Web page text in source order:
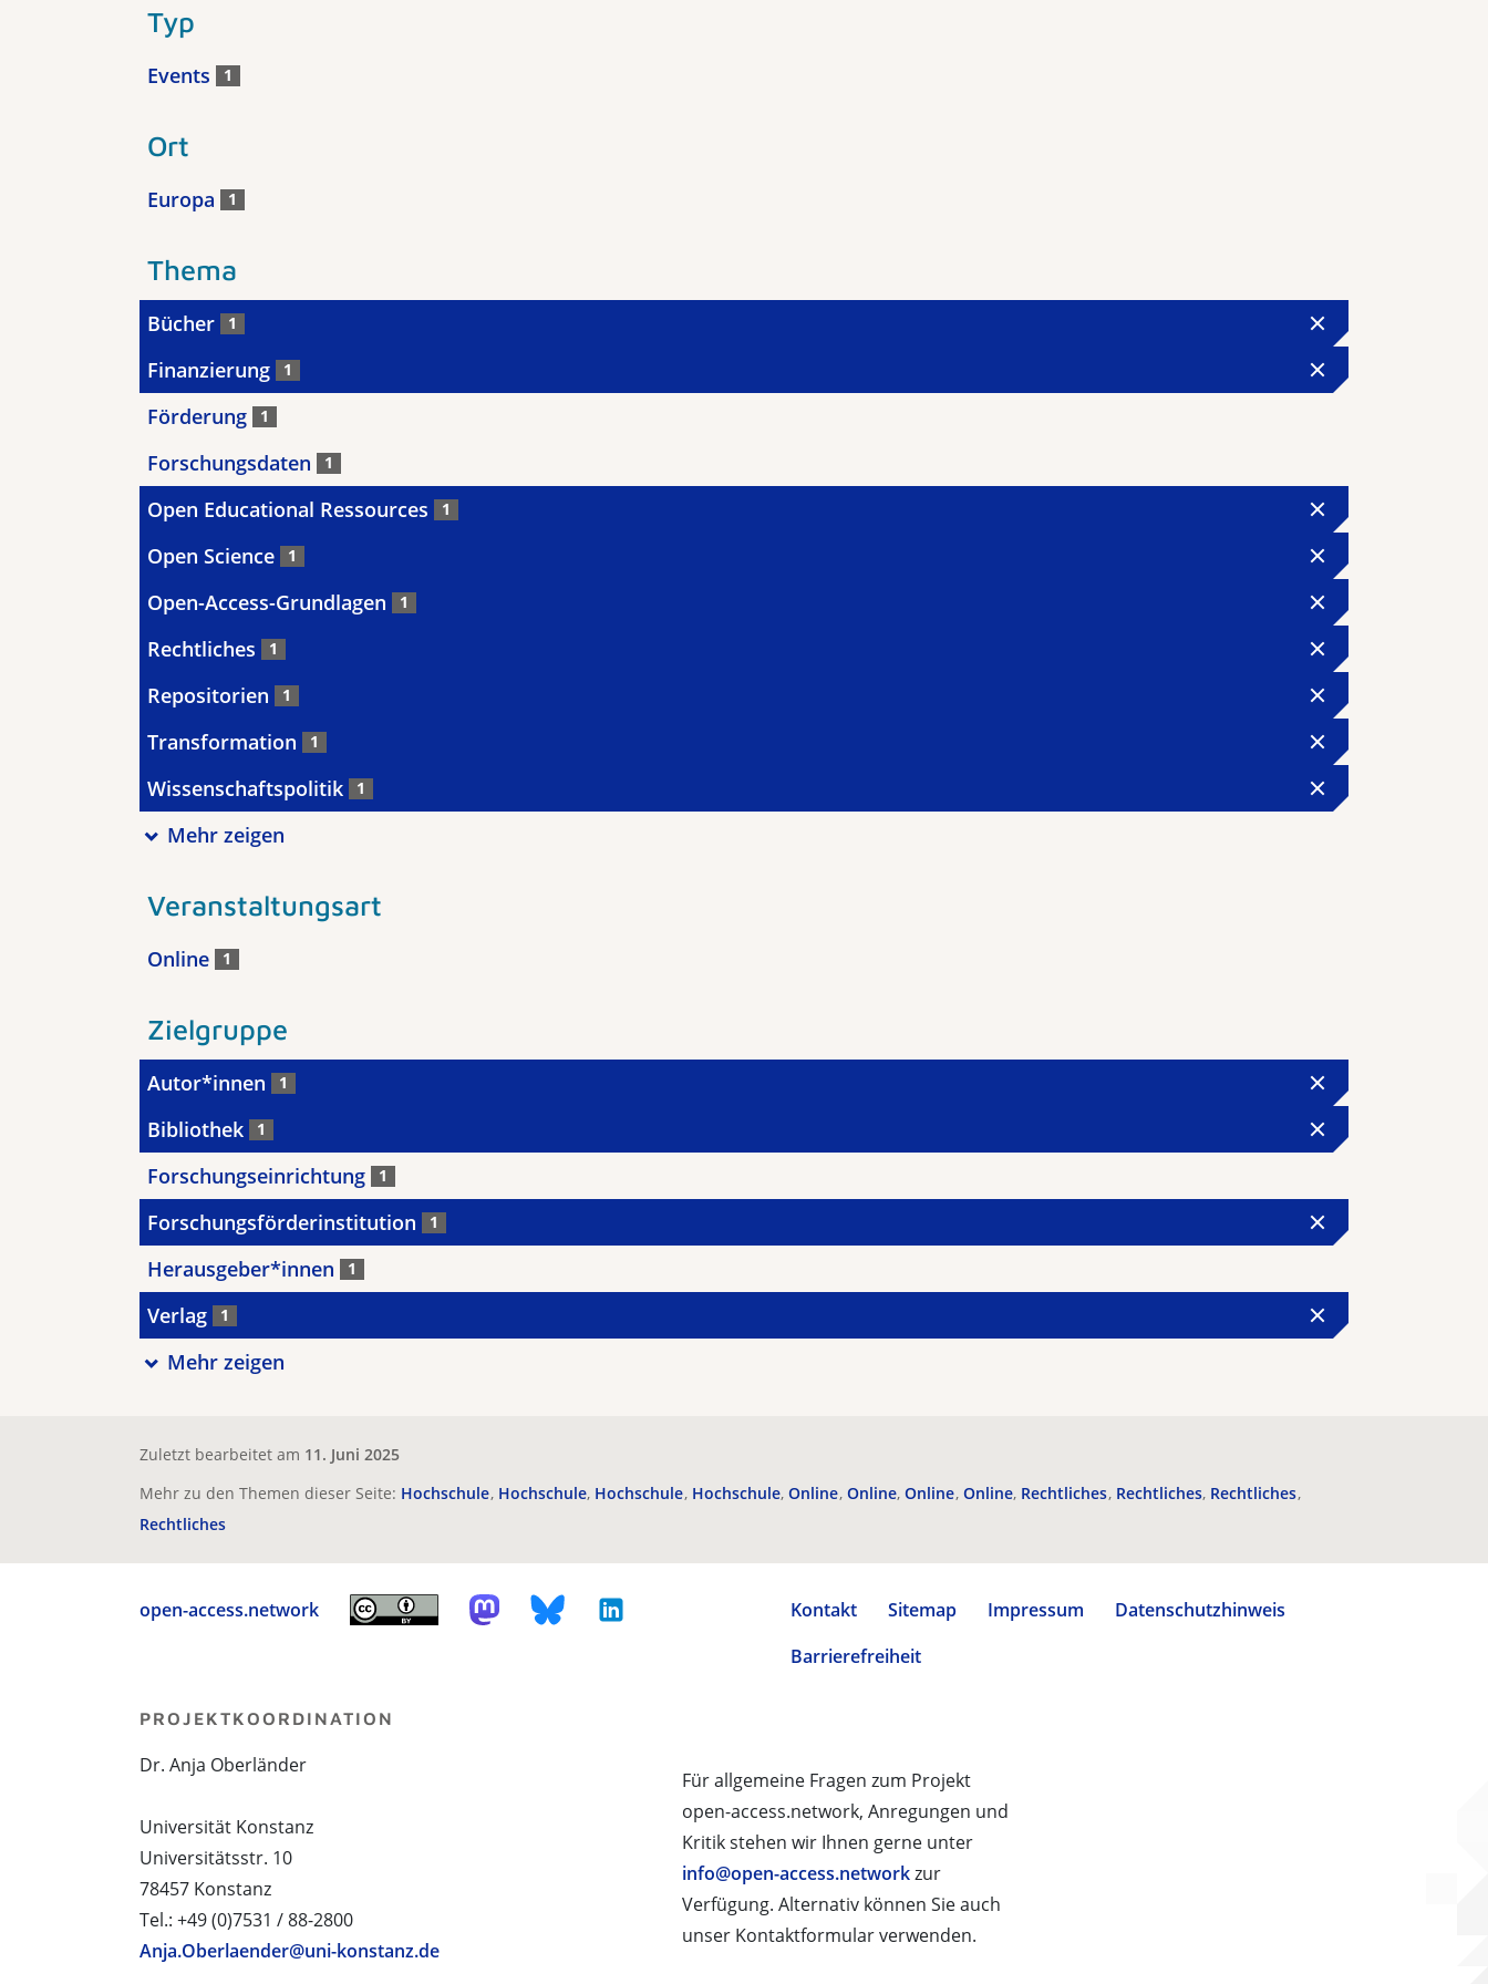
Typ
Events 1
Ort
Europa 1
Thema
Bücher 1
Finanzierung 1
Förderung 1
Forschungsdaten 1
Open Educational Ressources 1
Open Science 1
Open-Access-Grundlagen 1
Rechtliches 1
Repositorien 1
Transformation 1
Wissenschaftspolitik 1
Mehr zeigen
Veranstaltungsart
Online 1
Zielgruppe
Autor*innen 1
Bibliothek 1
Forschungseinrichtung 1
Forschungsförderinstitution 1
Herausgeber*innen 1
Verlag 1
Mehr zeigen
Zuletzt bearbeitet am 11. Juni 2025
Mehr zu den Themen dieser Seite: Hochschule Hochschule Hochschule Hochschule Online Online Online Online Rechtliches Rechtliches Rechtliches
Rechtliches
open-access.network Kontakt Sitemap Impressum
Datenschutzhinweis
Barrierefreiheit
Für allgemeine Fragen zum Projekt
open-access.network, Anregungen und
Kritik stehen wir Ihnen gerne unter
info@open-access.networkzur
Verfügung. Alternativ können Sie auch
unser Kontaktformular verwenden.
PROJEKTKOORDINATION
Dr. Anja Oberländer
Universität Konstanz
Universitätsstr. 10
78457 Konstanz
Tel.: +49 (0)7531 / 88-2800
Anja.Oberlaender@uni-konstanz.de